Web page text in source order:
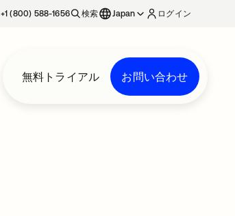
+1 (800) 588-1656 検索 Japan ログイン
無料トライアル お問い合わせ